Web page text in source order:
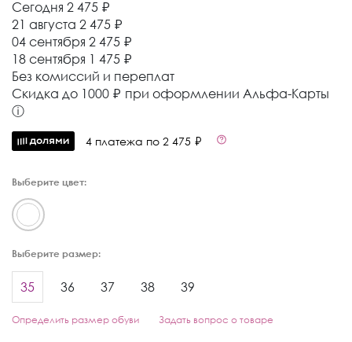
Сегодня 2 475 ₽
21 августа 2 475 ₽
04 сентября 2 475 ₽
18 сентября 1 475 ₽
Без комиссий и переплат
Cкидка до 1000 ₽ при оформлении Альфа-Карты
ⓘ
4 платежа по 2 475 ₽
Выберите цвет:
Выберите размер:
35 36 37 38 39
Определить размер обуви Задать вопрос о товаре